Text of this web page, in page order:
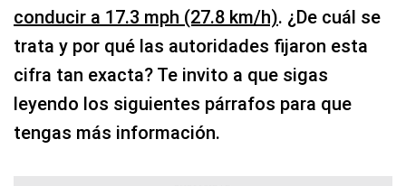
conducir a 17.3 mph (27.8 km/h). ¿De cuál se
trata y por qué las autoridades fijaron esta
cifra tan exacta? Te invito a que sigas
leyendo los siguientes párrafos para que
tengas más información.